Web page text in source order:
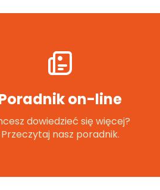
on-line
dowiedzieć się więcej?
Przeczytaj nasz poradnik.